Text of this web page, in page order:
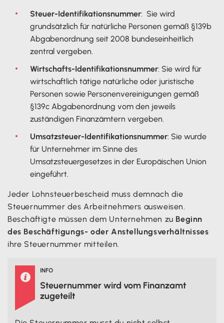
Steuer-Identifikationsnummer: Sie wird
grundsätzlich für natürliche Personen gemäß §139b
Abgabenordnung seit 2008 bundeseinheitlich
zentral vergeben.
Wirtschafts-Identifikationsnummer: Sie wird für
wirtschaftlich tätige natürliche oder juristische
Personen sowie Personenvereinigungen gemäß
§139c Abgabenordnung vom den jeweils
zuständigen Finanzämtern vergeben.
Umsatzsteuer-Identifikationsnummer: Sie wurde
für Unternehmer im Sinne des
Umsatzsteuergesetzes in der Europäischen Union
eingeführt.
Jeder Lohnsteuerbescheid muss demnach die
Steuernummer des Arbeitnehmers ausweisen.
Beschäftigte müssen dem Unternehmen zu Beginn
des Beschäftigungs- oder Anstellungsverhältnisses
ihre Steuernummer mitteilen.
 INFO
Steuernummer wird vom Finanzamt
zugeteilt